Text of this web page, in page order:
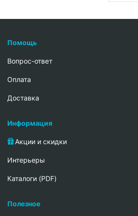
Помощь
Вопрос-ответ
Oплата
Доставка
Информация
Акции и скидки
Интерьеры
Каталоги (PDF)
Полезное